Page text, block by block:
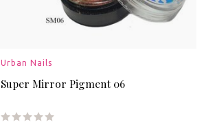
Urban Nails
Super Mirror Pigment 06